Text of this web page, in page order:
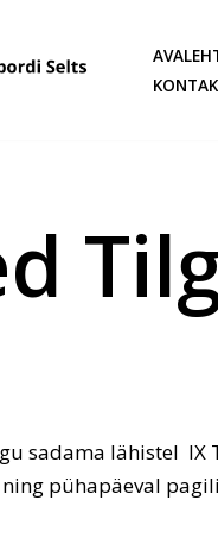
sadama lähistel IX
pühapäeval